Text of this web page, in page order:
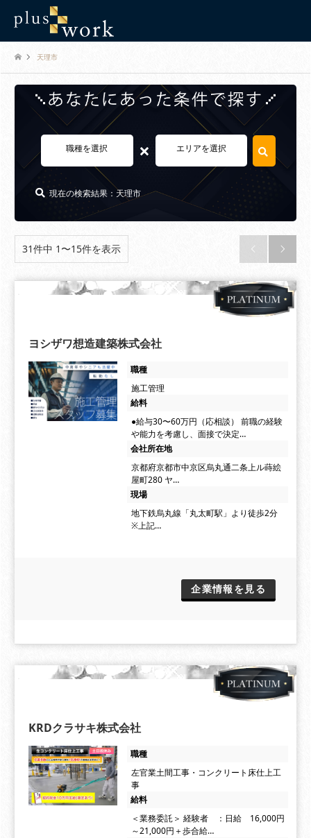
天理市
職種を選択 × エリアを選択
現在の検索結果：天理市
31件中 1〜15件を表示  
ヨシザワ想造建築株式会社
職種
施工管理
給料
●給与30〜60万円（応相談） 前職の経験
や能力を考慮し、面接で決定…
会社所在地
京都府京都市中京区烏丸通二条上ル蒔絵
屋町280 ヤ…
現場
地下鉄烏丸線「丸太町駅」より徒歩2分
※上記…
企業情報を見る
KRDクラサキ株式会社
職種
左官業土間工事・コンクリート床仕上工
事
給料
＜業務委託＞ 経験者 ：日給 16,000円
～21,000円＋歩合給…